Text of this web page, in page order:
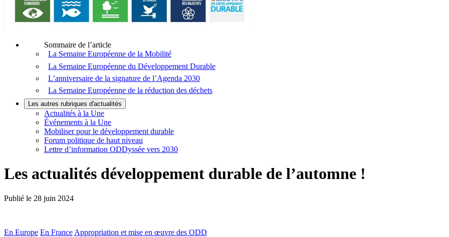
Sommaire de l’article
La Semaine Européenne de la Mobilité
La Semaine Européenne du Développement Durable
L’anniversaire de la signature de l’Agenda 2030
La Semaine Européenne de la réduction des déchets
Les autres rubriques d'actualités
Actualités à la Une
Événements à la Une
Mobiliser pour le développement durable
Forum politique de haut niveau
Lettre d’information ODDyssée vers 2030
Les actualités développement durable de l’automne !
Publié le 28 juin 2024
En Europe En France Appropriation et mise en œuvre des ODD